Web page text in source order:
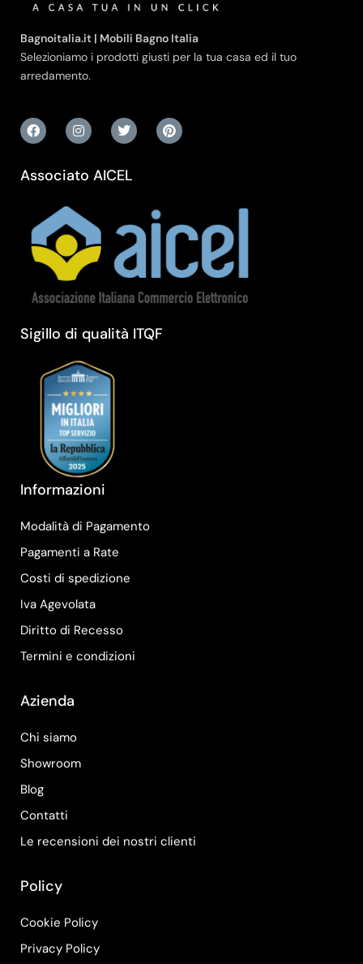
Bagnoitalia.it | Mobili Bagno Italia
Selezioniamo i prodotti giusti per la tua casa ed il tuo
arredamento.
Associato AICEL
Sigillo di qualità ITQF
Informazioni
Modalità di Pagamento
Pagamenti a Rate
Costi di spedizione
Iva Agevolata
Diritto di Recesso
Termini e condizioni
Azienda
Chi siamo
Showroom
Blog
Contatti
Le recensioni dei nostri clienti
Policy
Cookie Policy
Privacy Policy